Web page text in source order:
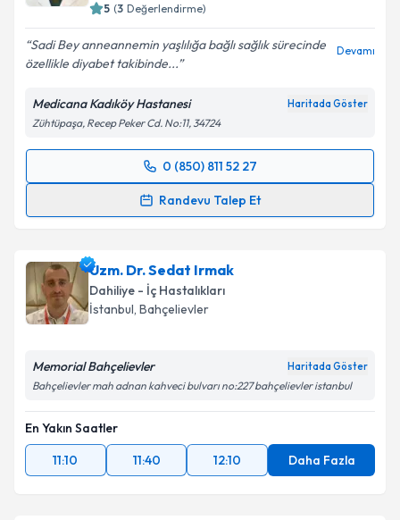
5 (3 Değerlendirme)
Sadi Bey anneannemin yaşlılığa bağlı sağlık sürecinde
özellikle diyabet takibinde...
Devamı
Medicana Kadıköy Hastanesi Haritada Göster
Zühtüpaşa, Recep Peker Cd. No:11, 34724
0 (850) 811 52 27
Randevu Talep Et
Randevu Takvimi Talebi
takvim hazırlandığında e-posta ile bilgilendireceğiz.
E-posta Adresiniz
Kişisel verilerimin işlenmesine ilişkinAydınlatma
Metni'ni okudum ve kişisel verilerimin belirtilen
kapsamda işlenmesini kabul ediyorum.
Uzm. Dr. Sedat Irmak
Dahiliye - İç Hastalıkları
İstanbul, Bahçelievler
Memorial Bahçelievler Haritada Göster
Bahçelievler mah adnan kahveci bulvarı no:227 bahçelievler istanbul
En Yakın Saatler
11:10
11:40 12:10 Daha Fazla